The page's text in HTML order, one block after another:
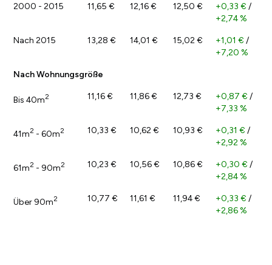
2000 - 2015 11,65 € 12,16 € 12,50 € +0,33 € /
+2,74 %
Nach 2015 13,28 € 14,01 € 15,02 € +1,01 € /
+7,20 %
Nach Wohnungsgröße
Bis 40m2 11,16 € 11,86 € 12,73 € +0,87 € /
+7,33 %
41m2 - 60m2 10,33 € 10,62 € 10,93 € +0,31 € /
+2,92 %
61m2 - 90m2 10,23 € 10,56 € 10,86 € +0,30 € /
+2,84 %
Über 90m2 10,77 € 11,61 € 11,94 € +0,33 € /
+2,86 %